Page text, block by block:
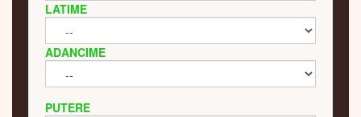
LATIME
ADANCIME
PUTERE